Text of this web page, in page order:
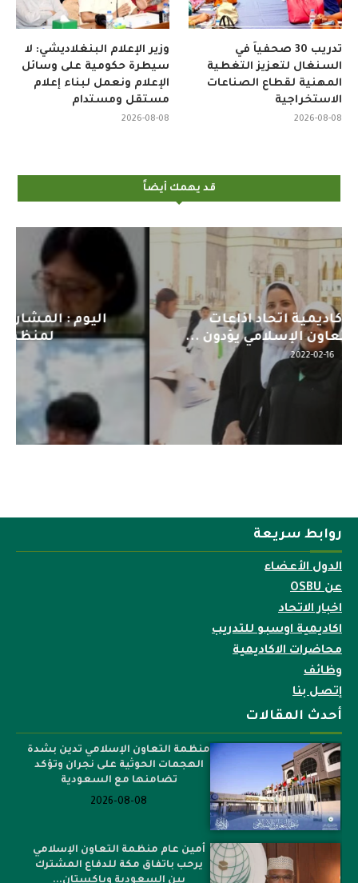
وزير الإعلام البنغلاديشي: لا
سيطرة حكومية على وسائل
الإعلام ونعمل لبناء إعلام
مستقل ومستدام
2026-08-08
تدريب 30 صحفياً في
السنغال لتعزيز التغطية
المهنية لقطاع الصناعات
الاستخراجية
2026-08-08
قد يهمك أيضاً
اليوم : المشاركة بالاجتماع التحضيري
لمنظمي قمة اسيا...
2022-04-12
روابط سريعة
الدول الأعضاء
عن OSBU
اخبار الاتحاد
اكاديمية اوسبو للتدريب
محاضرات الاكاديمية
وظائف
إتصل بنا
أحدث المقالات
منظمة التعاون الإسلامي تدين بشدة
الهجمات الحوثية على نجران وتؤكد
تضامنها مع السعودية
2026-08-08
أمين عام منظمة التعاون الإسلامي
يرحب باتفاق مكة للدفاع المشترك
بين السعودية وباكستان...